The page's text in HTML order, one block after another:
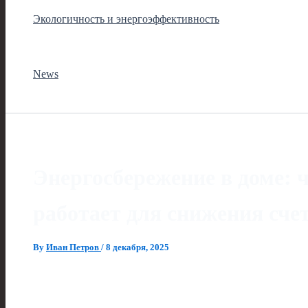
Экологичность и энергоэффективность
News
By Иван Петров / 8 декабря, 2025